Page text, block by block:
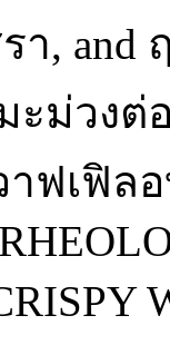
, and
ม่วงต่
เฟิลอ